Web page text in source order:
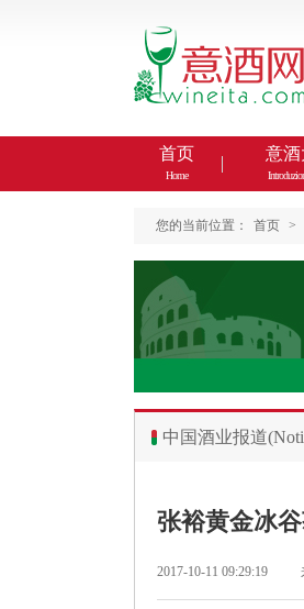
首页
Home
意酒
您的当前位置： 首页 >
中国酒业报道
张裕黄金冰
2017-10-11 09:29:19